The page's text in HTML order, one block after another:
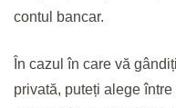
contul bancar.
În cazul în care vă
privată, puteți alege